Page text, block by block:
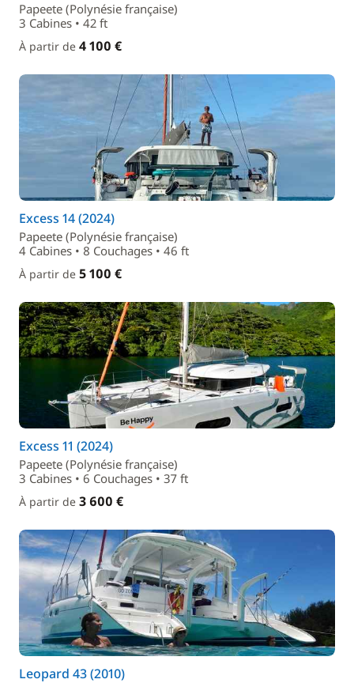
Papeete (Polynésie française)
3 Cabines • 42 ft
À partir de 4 100 €
Excess 14 (2024)
Papeete (Polynésie française)
4 Cabines • 8 Couchages • 46 ft
À partir de 5 100 €
Excess 11 (2024)
Papeete (Polynésie française)
3 Cabines • 6 Couchages • 37 ft
À partir de 3 600 €
Leopard 43 (2010)